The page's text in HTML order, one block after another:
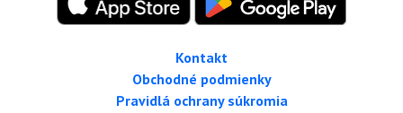
Kontakt
Obchodné podmienky
Pravidlá ochrany súkromia